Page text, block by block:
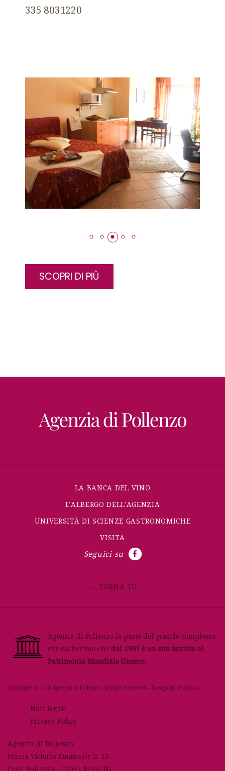
335 8031220
SCOPRI DI PIÙ
LA BANCA DEL VINO
L’ALBERGO DELL’AGENZIA
UNIVERSITÀ DI SCIENZE GASTRONOMICHE
VISITA
Seguici su
TORNA SU
Agenzia di Pollenzo fa parte del grande complesso
carloalbertino che dal 1997 è un sito iscritto al
Patrimonio Mondiale Unesco.
Copyright © 2018 Agenzia di Pollenzo, all right reserved – Design by Involucra
Note legali
Privacy Policy
Agenzia di Pollenzo
Piazza Vittorio Emanuele II, 13
Fraz. Pollenzo – 12042 Bra (CN)